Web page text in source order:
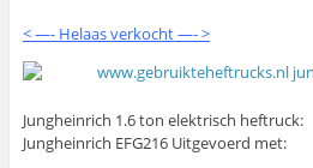
< —- Helaas verkocht —- >
Jungheinrich 1.6 ton elektrisch heftruck:
Jungheinrich EFG216 Uitgevoerd met: